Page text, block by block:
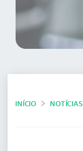
INÍCIO NOTÍCIAS